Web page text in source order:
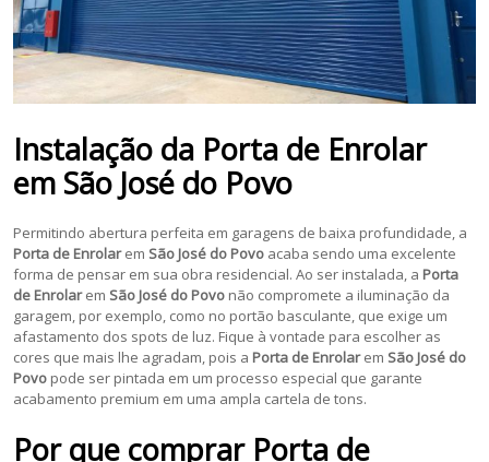
Instalação da Porta de Enrolar
em São José do Povo
Permitindo abertura perfeita em garagens de baixa profundidade, a
Porta de Enrolarem São José do Povo acaba sendo uma excelente
forma de pensar em sua obra residencial. Ao ser instalada, a Porta
de Enrolarem São José do Povo não compromete a iluminação da
garagem, por exemplo, como no portão basculante, que exige um
afastamento dos spots de luz. Fique à vontade para escolher as
cores que mais lhe agradam, pois a Porta de Enrolarem São José do
Povo pode ser pintada em um processo especial que garante
acabamento premium em uma ampla cartela de tons.
Por que comprar Porta de